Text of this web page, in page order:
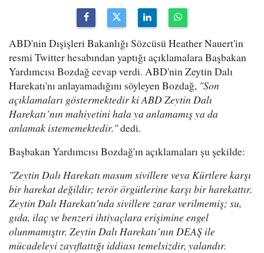
ABD'nin Dışişleri Bakanlığı Sözcüsü Heather Nauert'in
resmi Twitter hesabından yaptığı açıklamalara Başbakan
Yardımcısı Bozdağ cevap verdi. ABD'nin Zeytin Dalı
Harekatı'nı anlayamadığını söyleyen Bozdağ, "Son
açıklamaları göstermektedir ki ABD Zeytin Dalı
Harekatı’nın mahiyetini hala ya anlamamış ya da
anlamak istememektedir."dedi.
Başbakan Yardımcısı Bozdağ'ın açıklamaları şu şekilde:
"Zeytin Dalı Harekatı masum sivillere veya Kürtlere karşı
bir harekat değildir; terör örgütlerine karşı bir harekattır.
Zeytin Dalı Harekatı'nda sivillere zarar verilmemiş; su,
gıda, ilaç ve benzeri ihtiyaçlara erişimine engel
olunmamıştır. Zeytin Dalı Harekatı’nın DEAŞ ile
mücadeleyi zayıflattığı iddiası temelsizdir, yalandır.